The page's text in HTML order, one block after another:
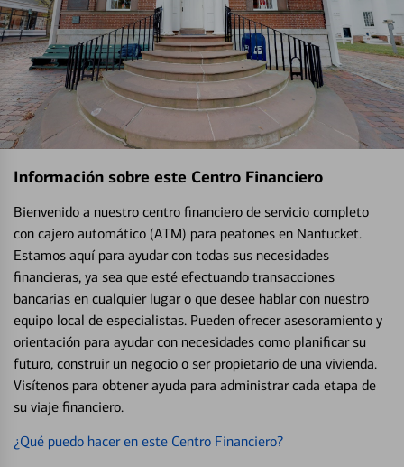
Información sobre este Centro Financiero
Bienvenido a nuestro centro financiero de servicio completo
con cajero automático (ATM) para peatones en Nantucket.
Estamos aquí para ayudar con todas sus necesidades
financieras, ya sea que esté efectuando transacciones
bancarias en cualquier lugar o que desee hablar con nuestro
equipo local de especialistas. Pueden ofrecer asesoramiento y
orientación para ayudar con necesidades como planificar su
futuro, construir un negocio o ser propietario de una vivienda.
Visítenos para obtener ayuda para administrar cada etapa de
su viaje financiero.
¿Qué puedo hacer en este Centro Financiero?